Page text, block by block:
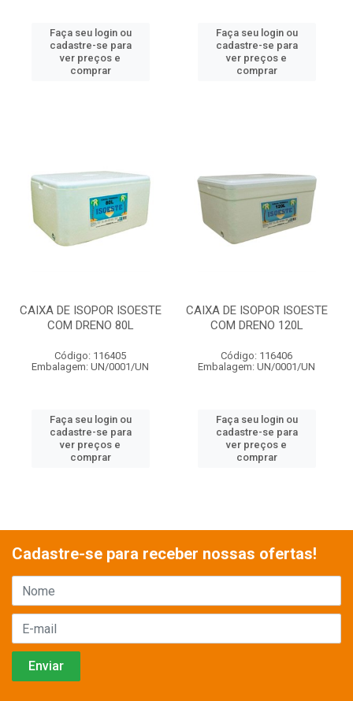
Faça seu login ou
cadastre-se para
ver preços e
comprar
Faça seu login ou
cadastre-se para
ver preços e
comprar
CAIXA DE ISOPOR ISOESTE
COM DRENO 80L
Código: 116405
Embalagem: UN/0001/UN
Faça seu login ou
cadastre-se para
ver preços e
comprar
CAIXA DE ISOPOR ISOESTE
COM DRENO 120L
Código: 116406
Embalagem: UN/0001/UN
Faça seu login ou
cadastre-se para
ver preços e
comprar
Cadastre-se para receber nossas ofertas!